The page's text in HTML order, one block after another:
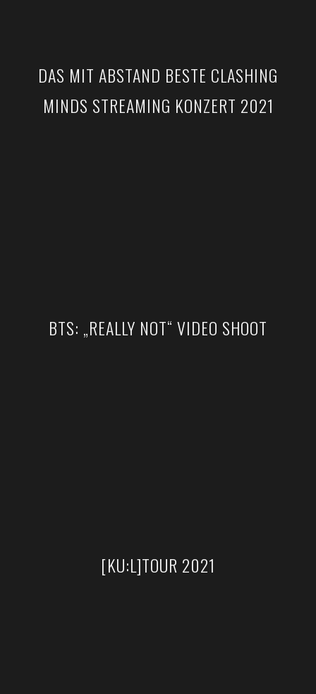
DAS MIT ABSTAND BESTE CLASHING
MINDS STREAMING KONZERT 2021
BTS: „REALLY NOT“ VIDEO SHOOT
[KU:L]TOUR 2021